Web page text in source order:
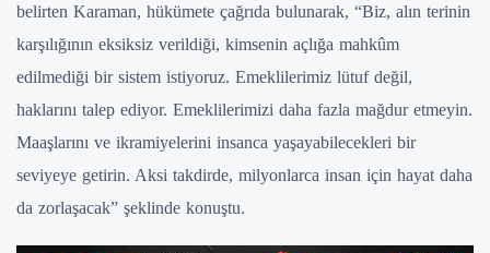
belirten Karaman, hükümete çağrıda bulunarak, “Biz, alın terinin
karşılığının eksiksiz verildiği, kimsenin açlığa mahkûm
edilmediği bir sistem istiyoruz. Emeklilerimiz lütuf değil,
haklarını talep ediyor. Emeklilerimizi daha fazla mağdur etmeyin.
Maaşlarını ve ikramiyelerini insanca yaşayabilecekleri bir
seviyeye getirin. Aksi takdirde, milyonlarca insan için hayat daha
da zorlaşacak” şeklinde konuştu.